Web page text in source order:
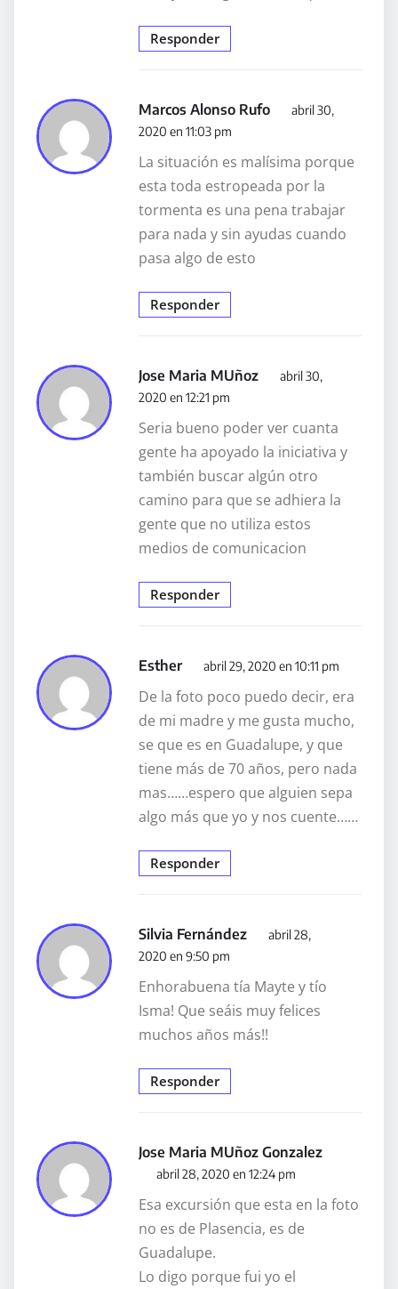
Responder
Marcos Alonso Rufo
abril 30,
2020 en 11:03 pm
La situación es malísima porque
esta toda estropeada por la
tormenta es una pena trabajar
para nada y sin ayudas cuando
pasa algo de esto
Responder
Jose Maria MUñoz
abril 30,
2020 en 12:21 pm
Seria bueno poder ver cuanta
gente ha apoyado la iniciativa y
también buscar algún otro
camino para que se adhiera la
gente que no utiliza estos
medios de comunicacion
Responder
Esther abril 29, 2020 en 10:11 pm
De la foto poco puedo decir, era
de mi madre y me gusta mucho,
se que es en Guadalupe, y que
tiene más de 70 años, pero nada
mas……espero que alguien sepa
algo más que yo y nos cuente……
Responder
Silvia Fernández
abril 28,
2020 en 9:50 pm
Enhorabuena tía Mayte y tío
Isma! Que seáis muy felices
muchos años más!!
Responder
Jose Maria MUñoz Gonzalez
abril 28, 2020 en 12:24 pm
Esa excursión que esta en la foto
no es de Plasencia, es de
Guadalupe.
Lo digo porque fui yo el